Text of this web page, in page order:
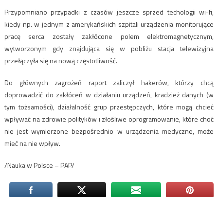
Przypomniano przypadki z czasów jeszcze sprzed techologii wi-fi,
kiedy np. w jednym z amerykańskich szpitali urządzenia monitorujące
pracę serca zostały zakłócone polem elektromagnetycznym,
wytworzonym gdy znajdująca się w pobliżu stacja telewizyjna
przełączyła się na nową częstotliwość.
Do głównych zagrożeń raport zaliczył hakerów, którzy chcą
doprowadzić do zakłóceń w działaniu urządzeń, kradzież danych (w
tym tożsamości), działalność grup przestępczych, które mogą chcieć
wpływać na zdrowie polityków i złośliwe oprogramowanie, które choć
nie jest wymierzone bezpośrednio w urządzenia medyczne, może
mieć na nie wpływ.
/Nauka w Polsce – PAP/